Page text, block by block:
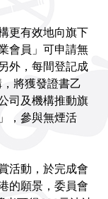
更有效地向旗下
會員」可申請無
外，每間登記成
將獲發證書乙
司及機構推動旗
，參與無煙活
活動，於完成會
的願景，委員會